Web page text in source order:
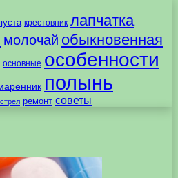
крестовник лапчатка
молочай обыкновенная
основные особенности
полынь
ремонт советы